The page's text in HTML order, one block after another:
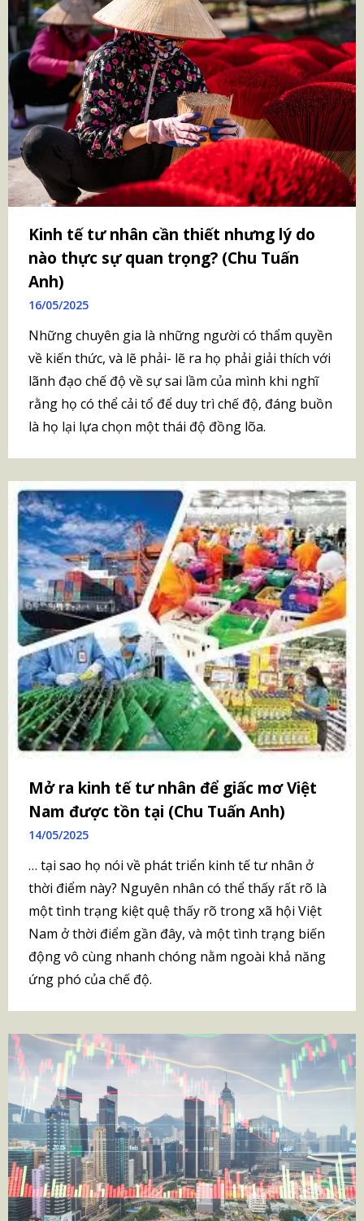
Kinh tế tư nhân cần thiết nhưng lý do
nào thực sự quan trọng? (Chu Tuấn
Anh)
16/05/2025
Những chuyên gia là những người có thẩm quyền
về kiến thức, và lẽ phải- lẽ ra họ phải giải thích với
lãnh đạo chế độ về sự sai lầm của mình khi nghĩ
rằng họ có thể cải tổ để duy trì chế độ, đáng buồn
là họ lại lựa chọn một thái độ đồng lõa.
Mở ra kinh tế tư nhân để giấc mơ Việt
Nam được tồn tại (Chu Tuấn Anh)
14/05/2025
… tại sao họ nói về phát triển kinh tế tư nhân ở
thời điểm này? Nguyên nhân có thể thấy rất rõ là
một tình trạng kiệt quệ thấy rõ trong xã hội Việt
Nam ở thời điểm gần đây, và một tình trạng biến
động vô cùng nhanh chóng nằm ngoài khả năng
ứng phó của chế độ.